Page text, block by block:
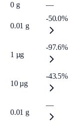
0 g
—
0.01 g
-50.0%
1 µg
-97.6%
10 µg
-43.5%
0.01 g
—